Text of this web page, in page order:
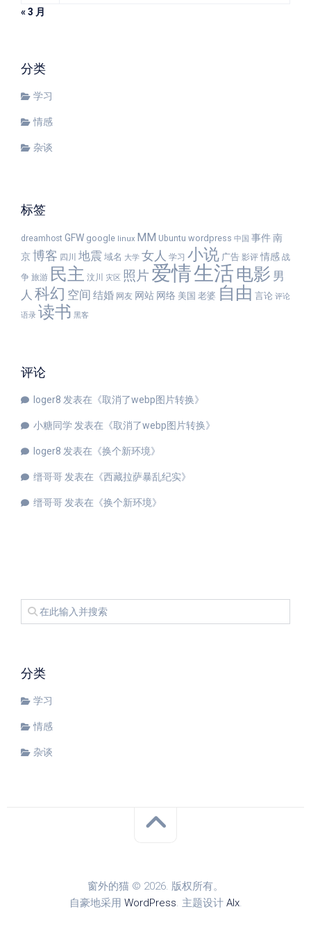
« 3 月
分类
学习
情感
杂谈
标签
dreamhost GFW google linux MM Ubuntu wordpress 中国 事件南
京博客 四川 地震 域名 大学 女人 学习 小说 广告 影评 情感 战
争 旅游 民主 汶川 灾区 照片 爱情生活 电影 男
人 科幻 空间 结婚 网友 网站 网络 美国 老婆 自由 言论 评论
语录 读书 黑客
评论
loger8 发表在《取消了webp图片转换》
小糖同学 发表在《取消了webp图片转换》
loger8 发表在《换个新环境》
缙哥哥 发表在《西藏拉萨暴乱纪实》
缙哥哥 发表在《换个新环境》
分类
学习
情感
杂谈
窗外的猫 © 2026. 版权所有。
自豪地采用 WordPress. 主题设计 Alx.